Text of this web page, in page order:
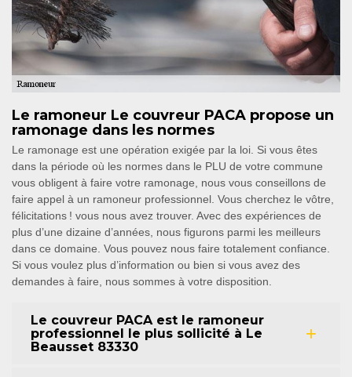
Le ramoneur Le couvreur PACA propose un
ramonage dans les normes
Le ramonage est une opération exigée par la loi. Si vous êtes
dans la période où les normes dans le PLU de votre commune
vous obligent à faire votre ramonage, nous vous conseillons de
faire appel à un ramoneur professionnel. Vous cherchez le vôtre,
félicitations ! vous nous avez trouver. Avec des expériences de
plus d’une dizaine d’années, nous figurons parmi les meilleurs
dans ce domaine. Vous pouvez nous faire totalement confiance.
Si vous voulez plus d’information ou bien si vous avez des
demandes à faire, nous sommes à votre disposition.
Le couvreur PACA est le ramoneur
professionnel le plus sollicité à Le
Beausset 83330